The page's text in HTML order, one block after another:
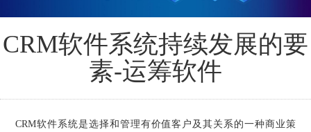
CRM软件系统持续发展的要
素-运筹软件
CRM软件系统是选择和管理有价值客户及其关系的一种商业策